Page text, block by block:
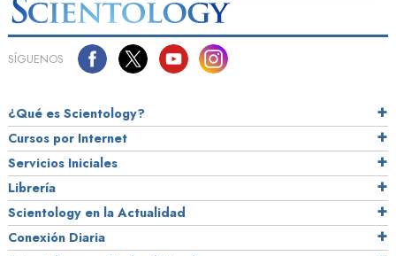
SÍGUENOS
¿Qué es Scientology?
Cursos por Internet
Servicios Iniciales
Librería
Scientology en la Actualidad
Conexión Diaria